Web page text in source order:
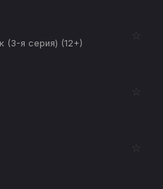
(3-я серия) (12+)
☆
☆
☆